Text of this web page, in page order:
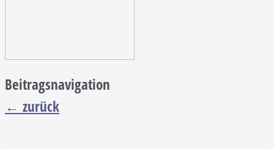
Beitragsnavigation
← zurück